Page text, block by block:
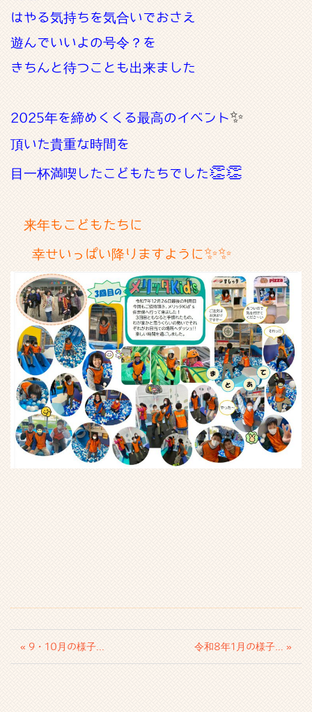
はやる気持ちを気合いでおさえ
遊んでいいよの号令？を
きちんと待つことも出来ました
2025年を締めくくる最高のイベント✨
頂いた貴重な時間を
目一杯満喫したこどもたちでした👏👏
来年もこどもたちに
幸せいっぱい降りますように✨✨
« 9・10月の様子... 令和8年1月の様子... »